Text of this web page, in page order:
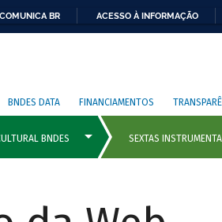
COMUNICA BR ACESSO À INFORMAÇÃO
BNDES DATA FINANCIAMENTOS